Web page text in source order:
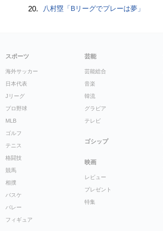
20. 八村塁「Bリーグでプレーは夢」
スポーツ
海外サッカー
日本代表
Jリーグ
プロ野球
MLB
ゴルフ
テニス
格闘技
競馬
相撲
バスケ
バレー
フィギュア
芸能
芸能総合
音楽
韓流
グラビア
テレビ
ゴシップ
映画
レビュー
プレゼント
特集